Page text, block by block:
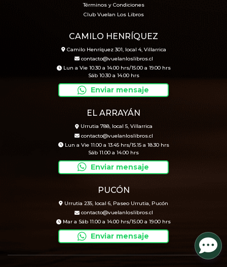
Términos y Condiciones
Club Vuelan Los Libros
CAMILO HENRÍQUEZ
Camilo Henríquez 301, local 4, Villarrica
contacto@vuelanloslibros.cl
Lun a Vie 10.30 a 14.00 hrs/15.00 a 19.00 hrs
Sáb 10.30 a 14.00 hrs
Enviar mensaje
EL ARRAYÁN
Urrutia 788, local 5, Villarrica
contacto@vuelanloslibros.cl
Lun a Vie 11.00 a 13.45 hrs/15.15 a 18.30 hrs
Sáb 11.00 a 14.00 hrs
Enviar mensaje
PUCÓN
Urrutia 235, local 6, Paseo Urrutia, Pucón
contacto@vuelanloslibros.cl
Mar a Sáb 11.00 a 14.00 hrs/15.00 a 19.00 hrs
Enviar mensaje